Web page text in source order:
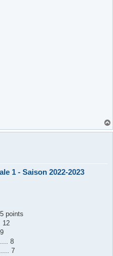
1 - Saison 2022-2023
points
12
8
7